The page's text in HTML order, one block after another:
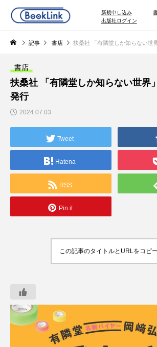
新規申し込み
出版社ログイン
記事 書店 扶桑社 「有隣堂しか知らない世
書店
扶桑社 「有隣堂しか知らない世界
発行
2024.07.03
Tweet
Hatena
RSS
Pin it
この記事のタイトルとURLをコピ